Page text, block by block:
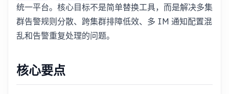
统一平台。核心目标不是简单替换工具，而是解决多集
群告警规则分散、跨集群排障低效、多 IM 通知配置混
乱和告警重复处理的问题。
核心要点